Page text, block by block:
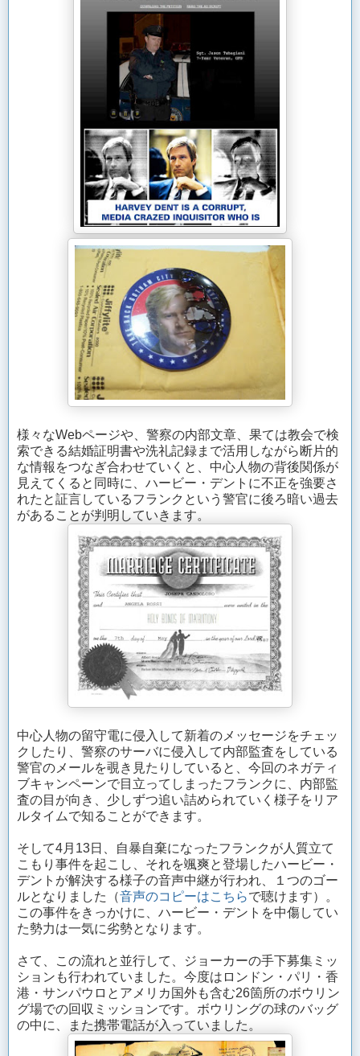
様々なWebページや、警察の内部文章、果ては教会で検
索できる結婚証明書や洗礼記録まで活用しながら断片的
な情報をつなぎ合わせていくと、中心人物の背後関係が
見えてくると同時に、ハービー・デントに不正を強要さ
れたと証言しているフランクという警官に後ろ暗い過去
があることが判明していきます。
中心人物の留守電に侵入して新着のメッセージをチェッ
クしたり、警察のサーバに侵入して内部監査をしている
警官のメールを覗き見たりしていると、今回のネガティ
ブキャンペーンで目立ってしまったフランクに、内部監
査の目が向き、少しずつ追い詰められていく様子をリア
ルタイムで知ることができます。
そして4月13日、自暴自棄になったフランクが人質立て
こもり事件を起こし、それを颯爽と登場したハービー・
デントが解決する様子の音声中継が行われ、１つのゴー
ルとなりました（音声のコピーはこちらで聴けます）。
この事件をきっかけに、ハービー・デントを中傷してい
た勢力は一気に劣勢となります。
さて、この流れと並行して、ジョーカーの手下募集ミッ
ションも行われていました。今度はロンドン・パリ・香
港・サンパウロとアメリカ国外も含む26箇所のボウリン
グ場での回収ミッションです。ボウリングの球のバッグ
の中に、また携帯電話が入っていました。